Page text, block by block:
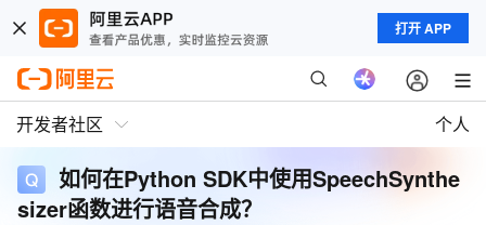
打开 APP
开发者社区 个人
如何在Python SDK中使用SpeechSynthe
sizer函数进行语音合成？